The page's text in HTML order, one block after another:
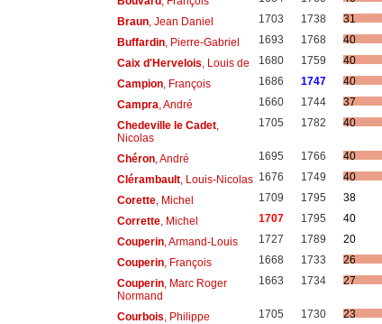
Braun, Jean Daniel 1703 1738
31
Buffardin, Pierre-Gabriel 1693 1768
40
Caix d'Hervelois , Louis de 1680 1759
40
Campion, François 1686 1747
40
Campra , André 1660 1744
37
Chedeville le Cadet,
Nicolas
1705 1782 40
Chéron, André 1695 1766
40
Clérambault, Louis-Nicolas 1676 1749
40
Corette, Michel 1709 1795
38
Corrette, Michel 1707 1795
40
Couperin, Armand-Louis 1727 1789
20
Couperin, François 1668 1733
26
Couperin, Marc Roger
Normand
1663 1734 27
Courbois , Philippe 1705 1730
23